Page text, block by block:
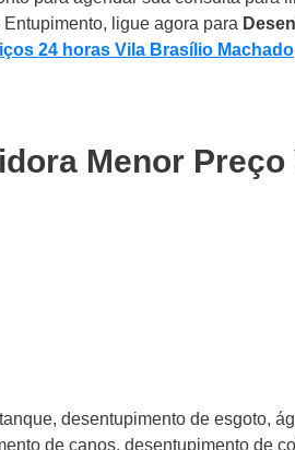
ligue agora para
24 horas Vila Brasílio Machado
Menor Preço
desentupimento de esgoto,
de canos, desentupimento de